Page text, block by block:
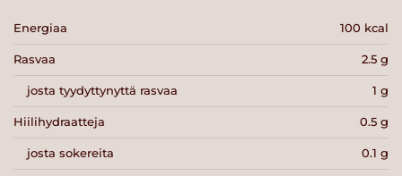
Energiaa 100 kcal
Rasvaa 2.5 g
josta tyydyttynyttä rasvaa 1 g
Hiilihydraatteja 0.5 g
josta sokereita 0.1 g